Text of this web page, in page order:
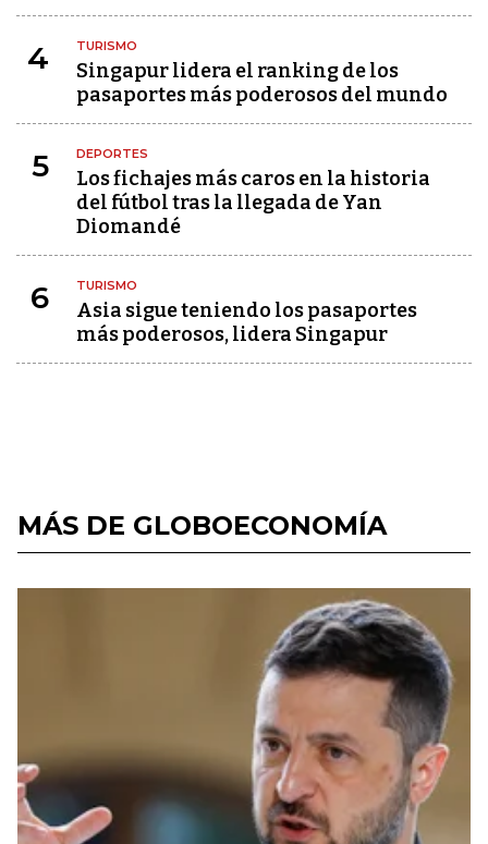
4 TURISMO
Singapur lidera el ranking de los
pasaportes más poderosos del mundo
5 DEPORTES
Los fichajes más caros en la historia
del fútbol tras la llegada de Yan
Diomandé
6 TURISMO
Asia sigue teniendo los pasaportes
más poderosos, lidera Singapur
MÁS DE GLOBOECONOMÍA